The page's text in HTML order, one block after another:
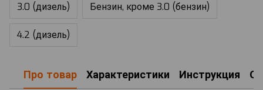
3.0 (дизель) Бензин, кроме 3.0 (бензин)
4.2 (дизель)
Про товар Характеристики Инструкция